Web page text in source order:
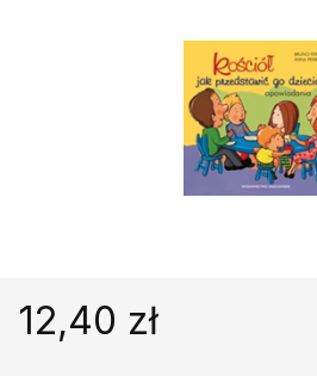
Poradniki, leksykony...
12,40 zł